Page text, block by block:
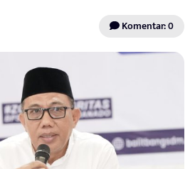
Komentar: 0